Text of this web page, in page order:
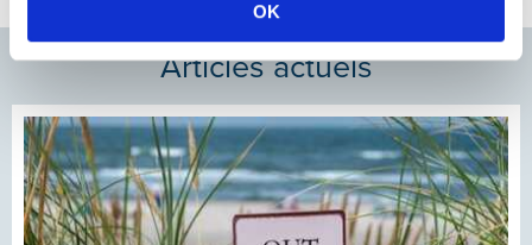
OK
Articles actuels